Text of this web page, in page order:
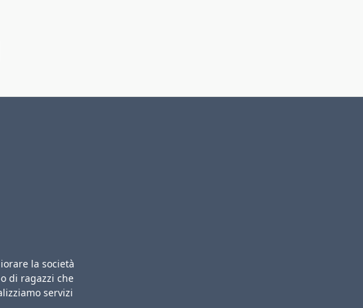
la società
di ragazzi che
servizi